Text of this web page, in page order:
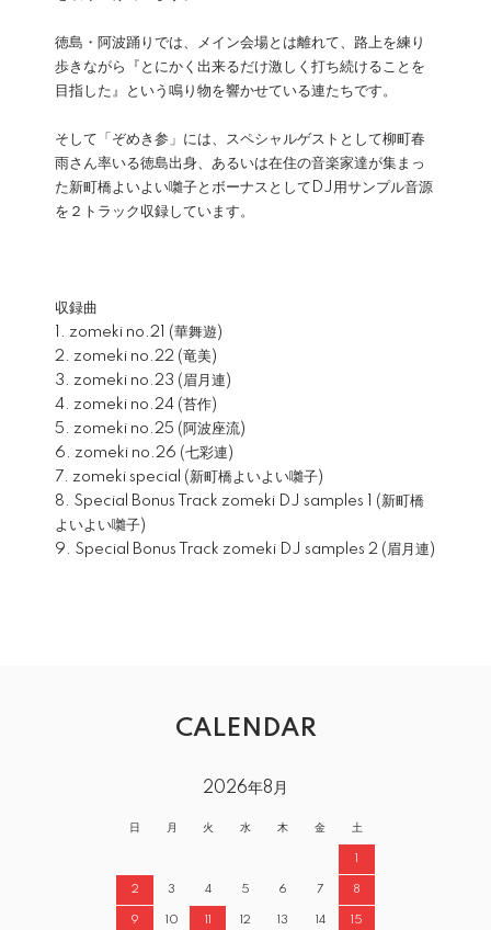
徳島・阿波踊りでは、メイン会場とは離れて、路上を練り
歩きながら『とにかく出来るだけ激しく打ち続けることを
目指した』という鳴り物を響かせている連たちです。
そして「ぞめき参」には、スペシャルゲストとして柳町春
雨さん率いる徳島出身、あるいは在住の音楽家達が集まっ
た新町橋よいよい囃子とボーナスとしてDJ用サンプル音源
を２トラック収録しています。
収録曲
1. zomeki no.21 (華舞遊)
2. zomeki no.22 (竜美)
3. zomeki no.23 (眉月連)
4. zomeki no.24 (苔作)
5. zomeki no.25 (阿波座流)
6. zomeki no.26 (七彩連)
7. zomeki special (新町橋よいよい囃子)
8. Special Bonus Track zomeki DJ samples 1 (新町橋
よいよい囃子)
9. Special Bonus Track zomeki DJ samples 2 (眉月連)
CALENDAR
2026年8月
日 月 火 水 木 金 土
1
2 3 4 5 6 7 8
9 10 11 12 13 14 15